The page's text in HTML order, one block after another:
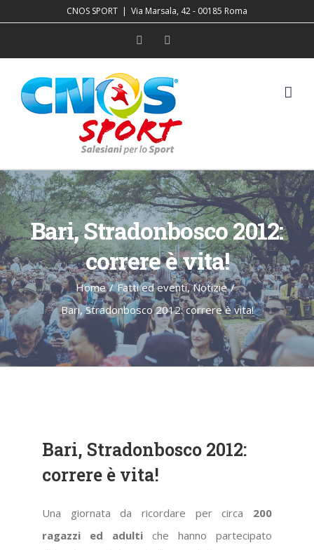
contenuto
CNOS SPORT | Via Marsala, 42 - 00185 Roma
Facebook
Bari, Stradonbosco 2012:
correre è vita!
Home / Fatti ed eventi,Notizie /
Bari, Stradonbosco 2012: correre è vita!
Bari, Stradonbosco 2012:
correre è vita!
Una giornata da ricordare per circa 200
ragazzi ed adulti che hanno partecipato